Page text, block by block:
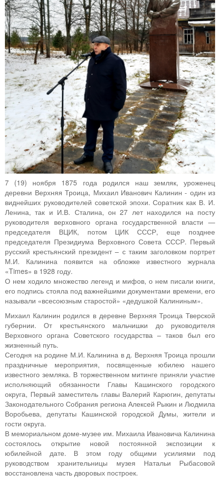
7 (19) ноября 1875 года родился наш земляк, уроженец
деревни Верхняя Троица, Михаил Иванович Калинин - один из
виднейших руководителей советской эпохи. Соратник как В. И.
Ленина, так и И.В. Сталина, он 27 лет находился на посту
руководителя верховного органа государственной власти —
председателя ВЦИК, потом ЦИК СССР, еще позднее
председателя Президиума Верховного Совета СССР. Первый
русский крестьянский президент – с таким заголовком портрет
М.И. Калинина появится на обложке известного журнала
«Times» в 1928 году.
О нем ходило множество легенд и мифов, о нем писали книги,
его подпись стояла под важнейшими документами времени, его
называли «всесоюзным старостой» «дедушкой Калининым».
Михаил Калинин родился в деревне Верхняя Троица Тверской
губернии. От крестьянского мальчишки до руководителя
Верховного органа Советского государства – таков был его
жизненный путь.
Сегодня на родине М.И. Калинина в д. Верхняя Троица прошли
праздничные мероприятия, посвященные юбилею нашего
известного земляка. В торжественном митинге приняли участие
исполняющий обязанности Главы Кашинского городского
округа, Первый заместитель главы Валерий Карюгин, депутаты
Законодательного Собрания региона Алексей Рыкин и Людмила
Воробьева, депутаты Кашинской городской Думы, жители и
гости округа.
В мемориальном доме-музее им. Михаила Ивановича Калинина
состоялось открытие новой постоянной экспозиции к
юбилейной дате. В этом году общими усилиями под
руководством хранительницы музея Натальи Рыбасовой
восстановлена часть дворовых построек.